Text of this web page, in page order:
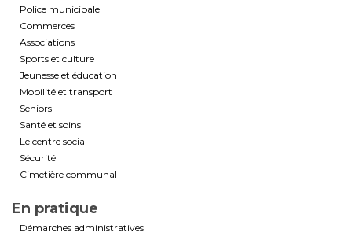
Police municipale
Commerces
Associations
Sports et culture
Jeunesse et éducation
Mobilité et transport
Seniors
Santé et soins
Le centre social
Sécurité
Cimetière communal
En pratique
Démarches administratives